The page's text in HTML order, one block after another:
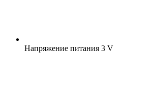
Напряжение питания 3 V